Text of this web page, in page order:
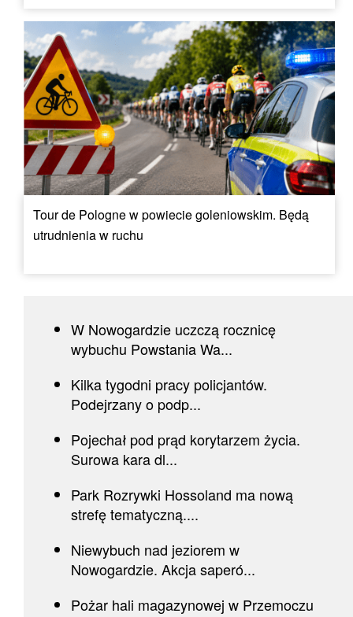
Tour de Pologne w powiecie goleniowskim. Będą
utrudnienia w ruchu
W Nowogardzie uczczą rocznicę
wybuchu Powstania Wa...
Kilka tygodni pracy policjantów.
Podejrzany o podp...
Pojechał pod prąd korytarzem życia.
Surowa kara dl...
Park Rozrywki Hossoland ma nową
strefę tematyczną....
Niewybuch nad jeziorem w
Nowogardzie. Akcja saperó...
Pożar hali magazynowej w Przemoczu